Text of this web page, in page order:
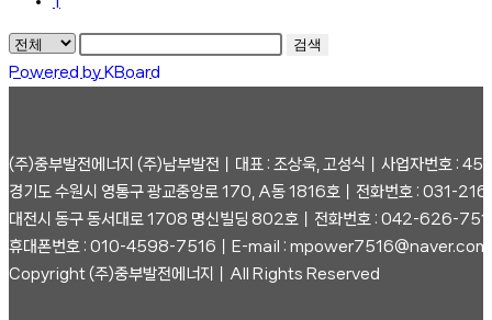
검색
Powered by KBoard
(주)중부발전에너지 (주)남부발전┃대표 : 조상욱, 고성식┃사업자번호 :
경기도 수원시 영통구 광교중앙로 170, A동 1816호┃전화번호 : 031-
대전시 동구 동서대로 1708 명신빌딩 802호┃전화번호 : 042-626-
휴대폰번호 : 010-4598-7516┃E-mail : mpower7516@naver.com
Copyright (주)중부발전에너지┃All Rights Reserved